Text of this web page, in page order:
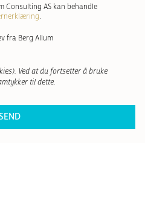
Consulting AS kan behandle
.
fra Berg Allum
Ved at du fortsetter å bruke
til dette.